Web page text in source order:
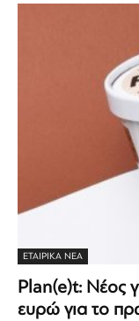
ΕΤΑΙΡΙΚΆ ΝΈΑ
Plan(e)t: Νέος
ευρώ για το